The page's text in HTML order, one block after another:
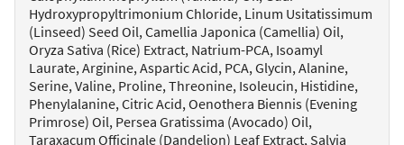
Hydroxypropyltrimonium Chloride, Linum Usitatissimum
(Linseed) Seed Oil, Camellia Japonica (Camellia) Oil,
Oryza Sativa (Rice) Extract, Natrium-PCA, Isoamyl
Laurate, Arginine, Aspartic Acid, PCA, Glycin, Alanine,
Serine, Valine, Proline, Threonine, Isoleucin, Histidine,
Phenylalanine, Citric Acid, Oenothera Biennis (Evening
Primrose) Oil, Persea Gratissima (Avocado) Oil,
Taraxacum Officinale (Dandelion) Leaf Extract, Salvia